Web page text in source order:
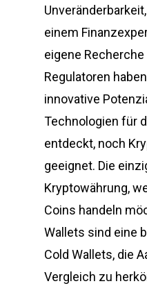
einem
eigene
Regulatoren
innovative
Technologien für
entdeckt, noch
geeignet. Die
Kryptowährung,
Coins handeln
Wallets sind eine
Cold Wallets, die
Vergleich zu